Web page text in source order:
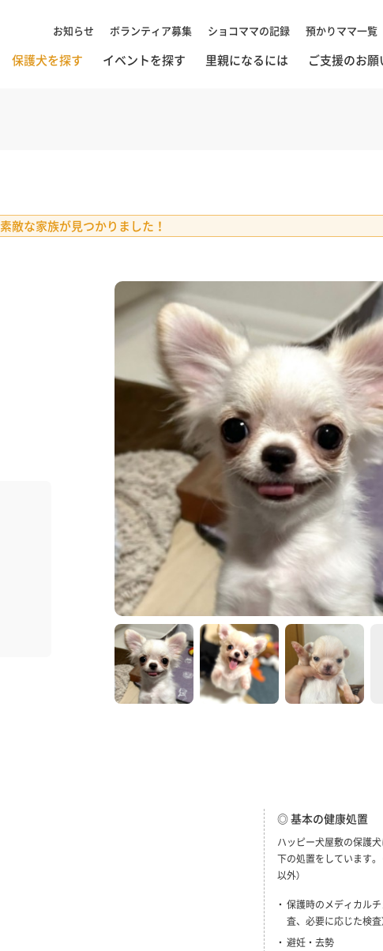
お知らせ ボランティア募集 ショコママの記録 預かりママ一覧
保護犬を探す イベントを探す 里親になるには ご支援のお願
素敵な家族が見つかりました！
◎ 基本の健康処置
ハッピー犬屋敷の保護
下の処置をしています。
以外）
保護時のメディカルチ
査、必要に応じた検査
避妊・去勢